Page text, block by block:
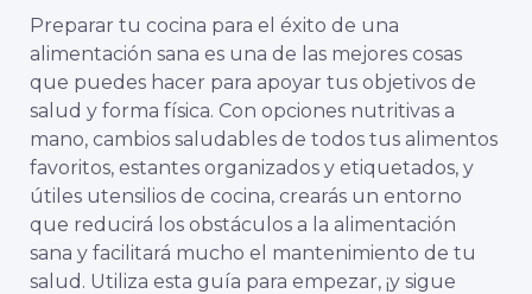
Preparar tu cocina para el éxito de una
alimentación sana es una de las mejores cosas
que puedes hacer para apoyar tus objetivos de
salud y forma física. Con opciones nutritivas a
mano, cambios saludables de todos tus alimentos
favoritos, estantes organizados y etiquetados, y
útiles utensilios de cocina, crearás un entorno
que reducirá los obstáculos a la alimentación
sana y facilitará mucho el mantenimiento de tu
salud. Utiliza esta guía para empezar, ¡y sigue